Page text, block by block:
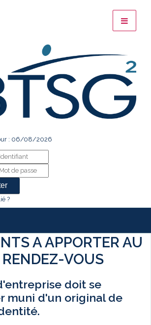
: 06/08/2026
?
A APPORTER AU
RENDEZ-VOUS
doit se
muni d'un original de